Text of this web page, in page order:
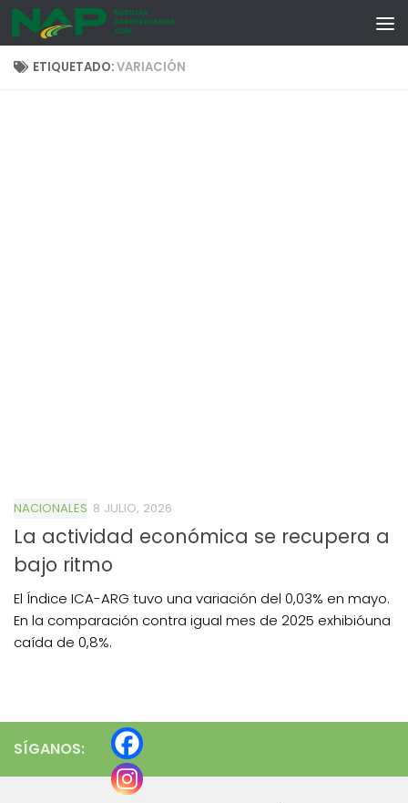
Skip to content
ETIQUETADO:VARIACIÓN
NACIONALES 8 JULIO, 2026
La actividad económica se recupera a
bajo ritmo
El Índice ICA-ARG tuvo una variación del 0,03% en mayo.
En la comparación contra igual mes de 2025 exhibióuna
caída de 0,8%.
SÍGANOS: